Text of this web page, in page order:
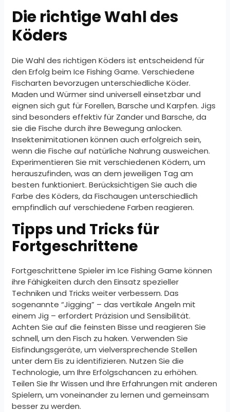
Die richtige Wahl des
Köders
Die Wahl des richtigen Köders ist entscheidend für
den Erfolg beim Ice Fishing Game. Verschiedene
Fischarten bevorzugen unterschiedliche Köder.
Maden und Würmer sind universell einsetzbar und
eignen sich gut für Forellen, Barsche und Karpfen. Jigs
sind besonders effektiv für Zander und Barsche, da
sie die Fische durch ihre Bewegung anlocken.
Insektenimitationen können auch erfolgreich sein,
wenn die Fische auf natürliche Nahrung ausweichen.
Experimentieren Sie mit verschiedenen Ködern, um
herauszufinden, was an dem jeweiligen Tag am
besten funktioniert. Berücksichtigen Sie auch die
Farbe des Köders, da Fischaugen unterschiedlich
empfindlich auf verschiedene Farben reagieren.
Tipps und Tricks für
Fortgeschrittene
Fortgeschrittene Spieler im Ice Fishing Game können
ihre Fähigkeiten durch den Einsatz spezieller
Techniken und Tricks weiter verbessern. Das
sogenannte “Jigging” – das vertikale Angeln mit
einem Jig – erfordert Präzision und Sensibilität.
Achten Sie auf die feinsten Bisse und reagieren Sie
schnell, um den Fisch zu haken. Verwenden Sie
Eisfindungsgeräte, um vielversprechende Stellen
unter dem Eis zu identifizieren. Nutzen Sie die
Technologie, um Ihre Erfolgschancen zu erhöhen.
Teilen Sie Ihr Wissen und Ihre Erfahrungen mit anderen
Spielern, um voneinander zu lernen und gemeinsam
besser zu werden.